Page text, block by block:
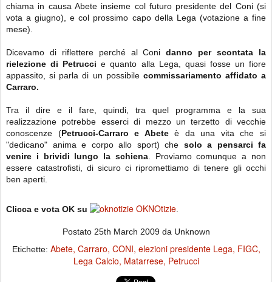
chiama in causa Abete insieme col futuro presidente del Coni (si
vota a giugno), e col prossimo capo della Lega (votazione a fine
mese).
Dicevamo di riflettere perché al Conidanno per scontata la
rielezione di Petrucci e quanto alla Lega, quasi fosse un fiore
appassito, si parla di un possibile commissariamento affidato a
Carraro.
Tra il dire e il fare, quindi, tra quel programma e la sua
realizzazione potrebbe esserci di mezzo un terzetto di vecchie
conoscenze (Petrucci-Carraro e Abeteè da una vita che si
"dedicano" anima e corpo allo sport) che solo a pensarci fa
venire i brividi lungo la schiena. Proviamo comunque a non
essere catastrofisti, di sicuro ci ripromettiamo di tenere gli occhi
ben aperti.
Clicca e vota OK su OKNOtizie
Postato 25th March 2009da Unknown
Etichette: Abete Carraro CONI elezioni presidente Lega FIGC
Lega Calcio Matarrese Petrucci